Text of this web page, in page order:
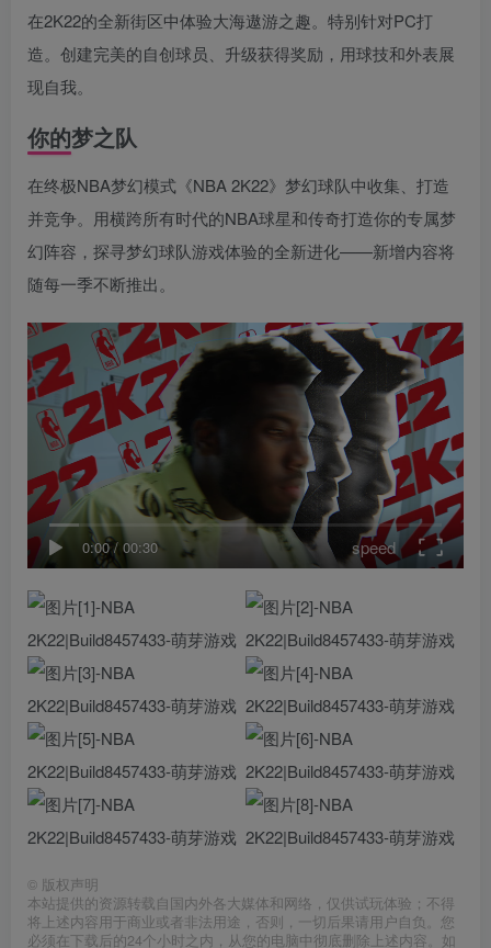
在2K22的全新街区中体验大海遨游之趣。特别针对PC打
造。创建完美的自创球员、升级获得奖励，用球技和外表展
现自我。
你的梦之队
在终极NBA梦幻模式《NBA 2K22》梦幻球队中收集、打造
并竞争。用横跨所有时代的NBA球星和传奇打造你的专属梦
幻阵容，探寻梦幻球队游戏体验的全新进化——新增内容将
随每一季不断推出。
0:00/ 00:30 speed
© 版权声明
本站提供的资源转载自国内外各大媒体和网络，仅供试玩体验；不得
将上述内容用于商业或者非法用途，否则，一切后果请用户自负。您
必须在下载后的24个小时之内，从您的电脑中彻底删除上述内容。如